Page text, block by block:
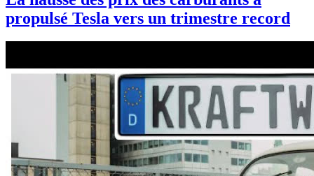
propulsé Tesla vers un trimestre record